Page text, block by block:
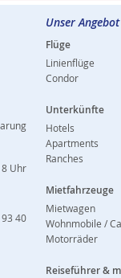
Uhr
40
Unser Angebot
Flüge
Linienflüge
Condor
Unterkünfte
Hotels
Apartments
Ranches
Mietfahrzeuge
Mietwagen
Wohnmobile /
Motorräder
Reiseführer &